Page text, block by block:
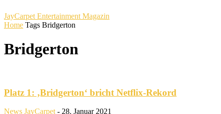
JayCarpet Entertainment Magazin
Home Tags Bridgerton
Bridgerton
Platz 1: ‚Bridgerton‘ bricht Netflix-Rekord
News JayCarpet - 28. Januar 2021